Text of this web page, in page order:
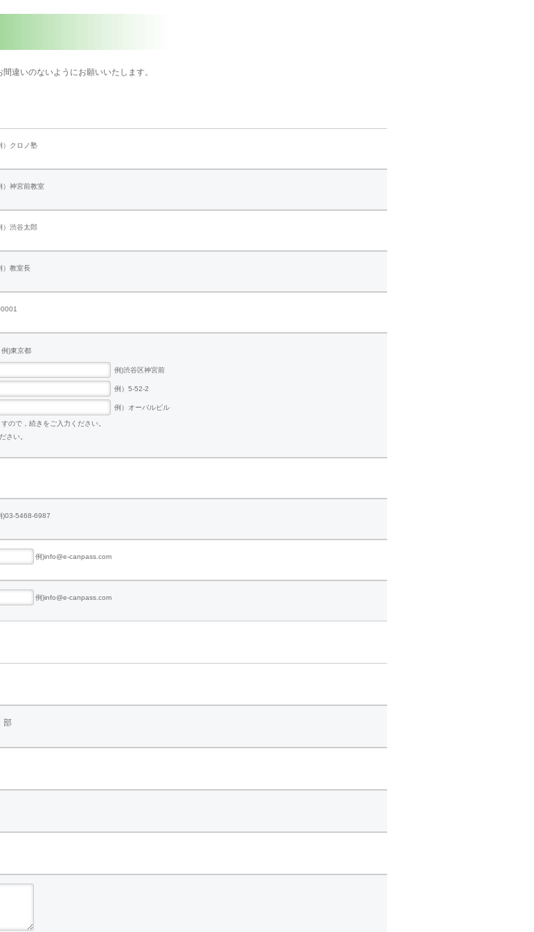
違いのないようにお願いいたします。
）クロノ塾
）神宮前教室
）渋谷太郎
）教室長
例)東京都
例)渋谷区神宮前
例）5-52-2
例）オーバルビル
ので，続きをご入力ください。
さい。
)03-5468-6987
例)info@e-canpass.com
例)info@e-canpass.com
部